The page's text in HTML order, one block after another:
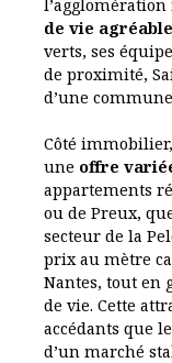
de vie agréable
verts, ses
de proximité,
d’une
Côté
une offre
appartements
ou de Preux,
secteur de la
prix au mètre
Nantes, tout en
de vie. Cette
accédants que
d’un marché